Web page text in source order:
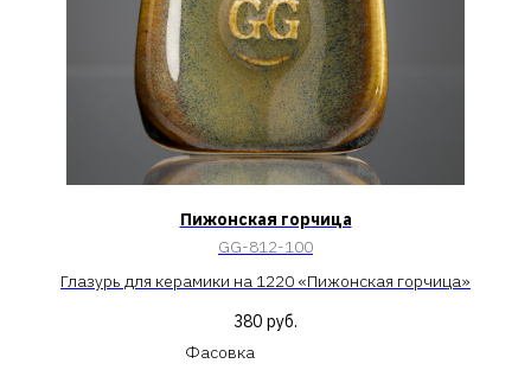
Пижонская горчица
GG-812-100
Глазурь для керамики на 1220 «Пижонская горчица»
380 руб.
Фасовка